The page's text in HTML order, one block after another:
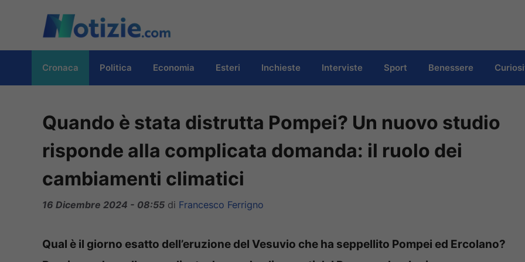
contenuto
Cronaca Politica Economia Esteri Inchieste Interviste Sport Benessere
Quando è stata distrutta Pompei? Un nuovo studio
risponde alla complicata domanda: il ruolo dei
cambiamenti climatici
16 Dicembre 2024 - 08:55 di Francesco Ferrigno
Qual è il giorno esatto dell’eruzione del Vesuvio che ha seppellito Pompei ed Ercolano?